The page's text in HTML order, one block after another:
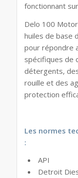
fonctionnant
Delo 100
huiles de base
pour répondre
spécifiques de
détergents,
rouille et des
protection
Les normes
:
API
Detroit